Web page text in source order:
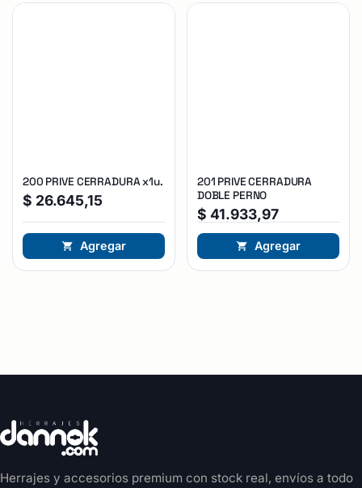
200 PRIVE CERRADURA x1u.
$ 26.645,15
Agregar
201 PRIVE CERRADURA
DOBLE PERNO
$ 41.933,97
Agregar
Herrajes y accesorios premium con stock real, envíos a todo